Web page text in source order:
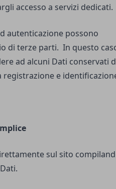
accesso a servizi dedicati.
autenticazione possono
di terze parti. In questo
ad alcuni Dati conservati
registrazione e
sul sito